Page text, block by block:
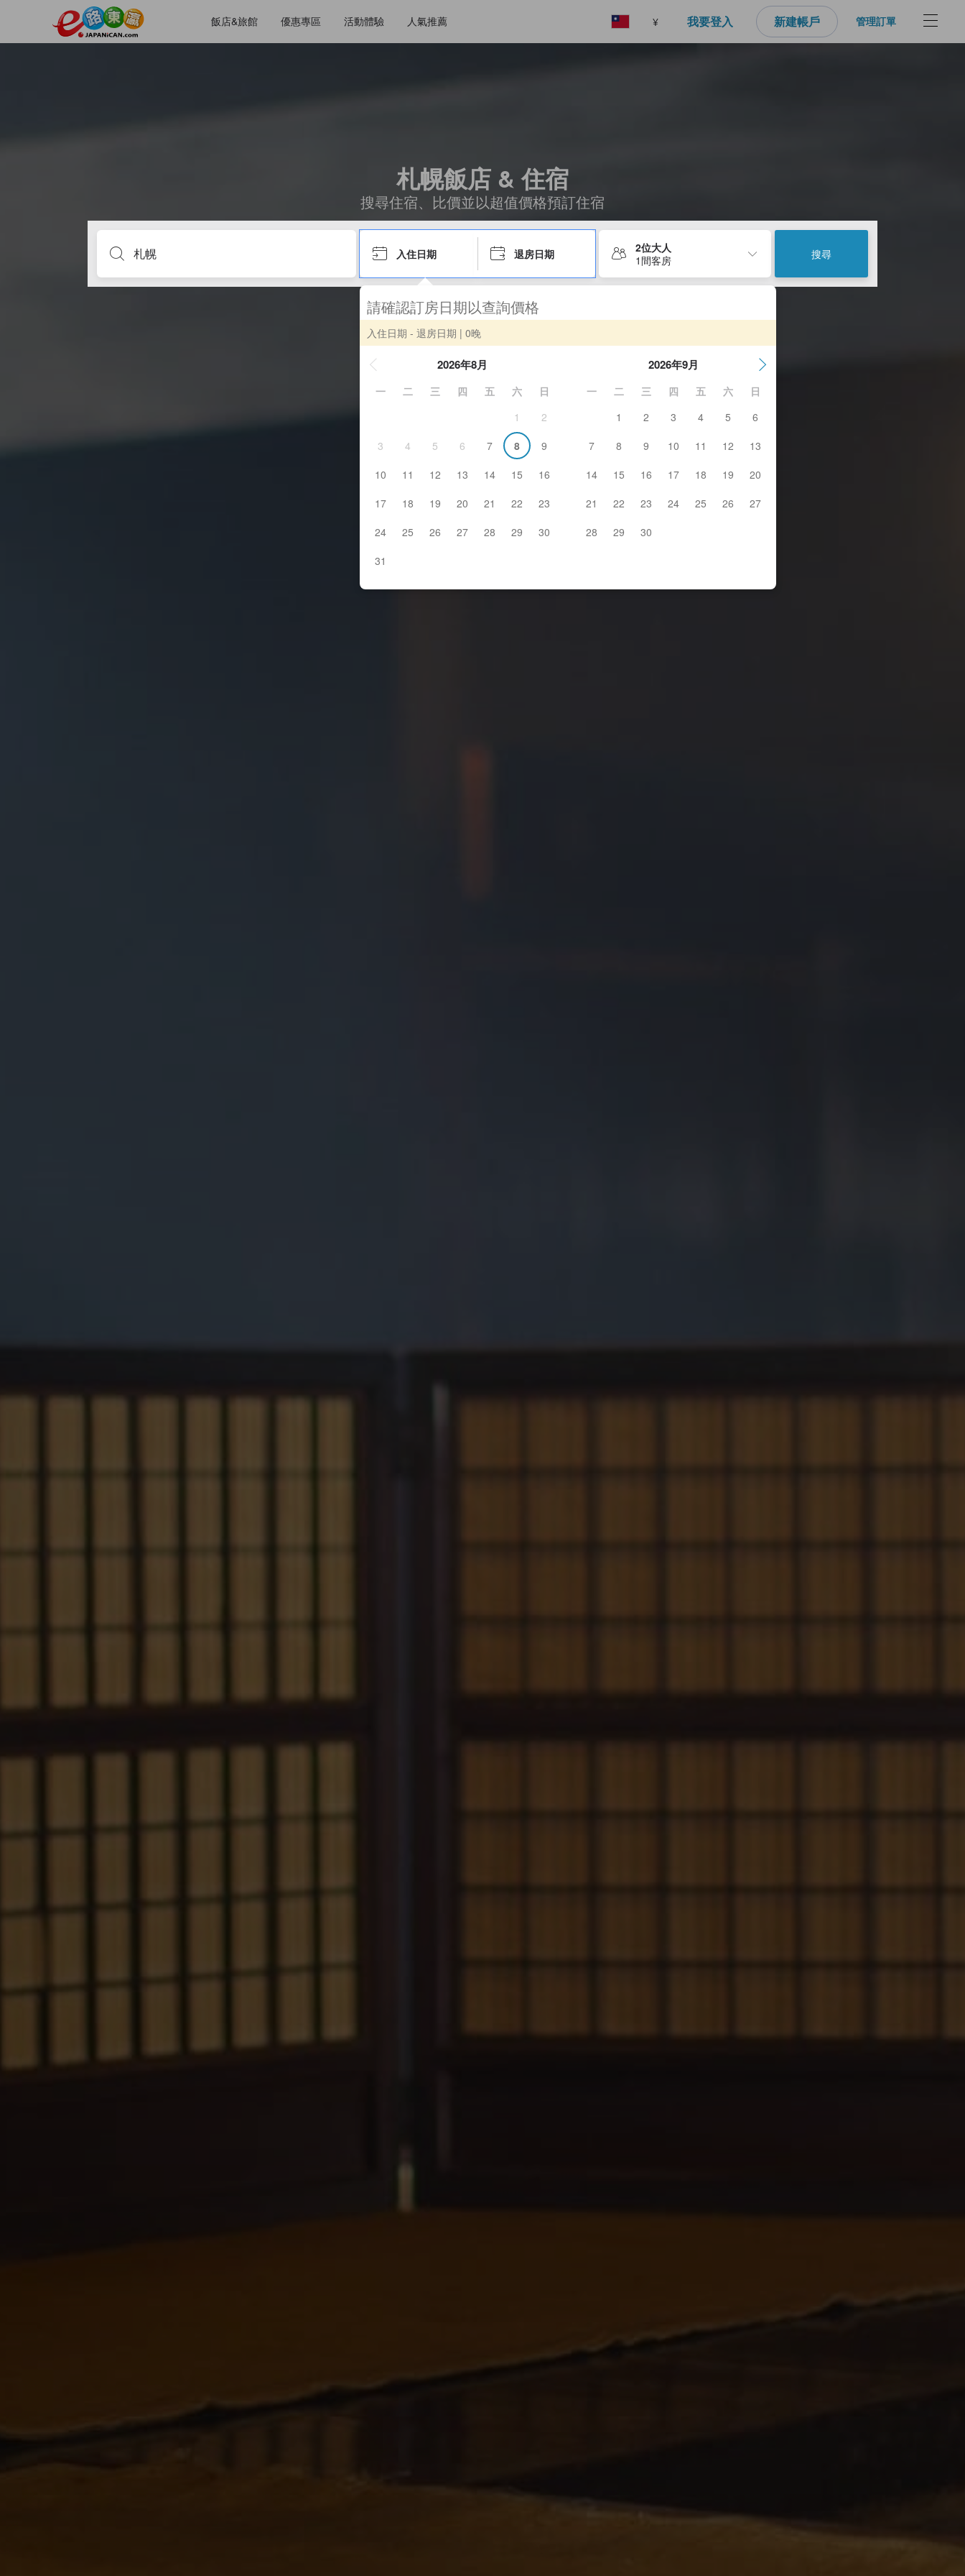
飯店&旅館 優惠專區 活動體驗 人氣推薦 ¥ 我要登入 新建帳戶 管理訂單
札幌飯店 & 住宿
搜尋住宿、比價並以超值價格預訂住宿
入住日期 退房日期
2位大人
1間客房
搜尋
請確認訂房日期以查詢價格
入住日期 - 退房日期 | 0晚
2026年8月
一 二 三 四 五 六
日
1
2
3
4 5 6 7 8
9
10
11 12 13 14 15
16
17
18 19 20 21 22
23
24
25 26 27 28 29
30
31
2026年9月
一 二 三 四 五 六
日
1
2 3 4 5
6
7
8 9 10 11 12
13
14
15 16 17 18 19
20
21
22 23 24 25 26
27
28
29 30